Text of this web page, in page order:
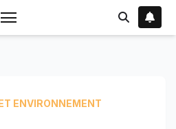
ENVIRONNEMENT